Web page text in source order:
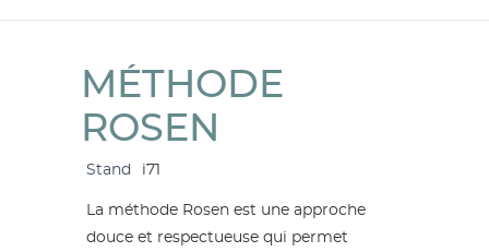
MÉTHODE
ROSEN
Stand i71
La méthode Rosen est une approche
douce et respectueuse qui permet